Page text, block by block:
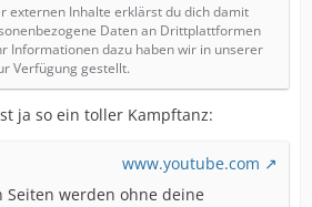
externen Inhalte erklärst du dich damit
Daten an Drittplattformen
Informationen dazu haben wir in unserer
Verfügung gestellt.
ja so ein toller Kampftanz:
www.youtube.com
Seiten werden ohne deine